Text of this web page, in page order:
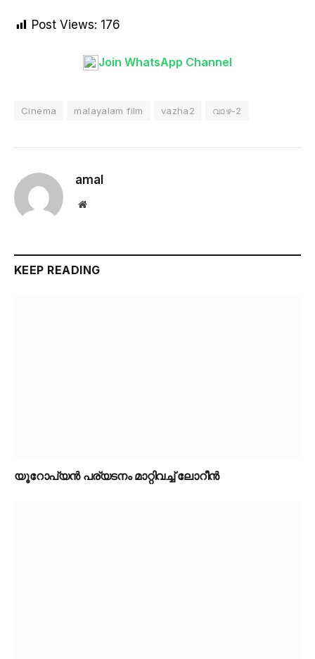
Post Views: 176
Join WhatsApp Channel
Cinema malayalam film vazha2 വാഴ-2
amal
Website
KEEP READING
യൂറോപ്യൻ പര്യടനം മാറ്റിവച്ച് ലോറീൻ